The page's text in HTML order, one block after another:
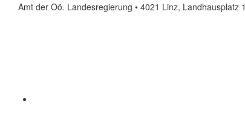
Amt der Oö. Landesregierung • 4021 Linz, Landhausplatz 1